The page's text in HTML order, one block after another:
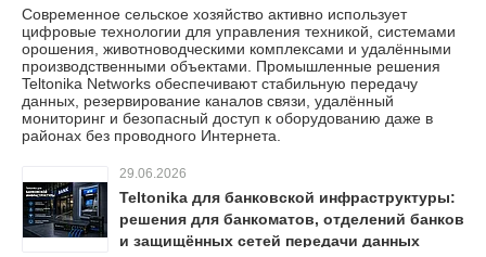
мониторинга
Современное сельское хозяйство активно использует
цифровые технологии для управления техникой, системами
орошения, животноводческими комплексами и удалёнными
производственными объектами. Промышленные решения
Teltonika Networks обеспечивают стабильную передачу
данных, резервирование каналов связи, удалённый
мониторинг и безопасный доступ к оборудованию даже в
районах без проводного Интернета.
29.06.2026
Teltonika для банковской инфраструктуры:
решения для банкоматов, отделений банков
и защищённых сетей передачи данных